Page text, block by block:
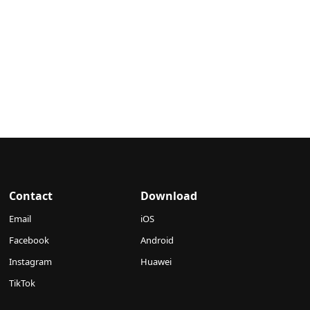
Contact
Email
Facebook
Instagram
TikTok
Download
iOS
Android
Huawei